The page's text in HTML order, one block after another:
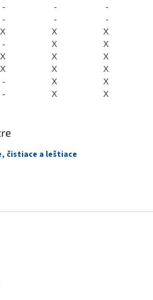
- -
-
- -
-
X X
X
- X
X
X X
X
X X
X
- X
X
- X X
čistiace a leštiace